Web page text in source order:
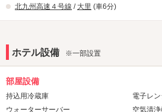
北九州高速４号線 / 大里 (車6分)
ホテル設備 ※一部設置
部屋設備
持込用冷蔵庫
電子レン
ウォーターサーバー
空気清